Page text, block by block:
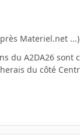
Materiel.net
du A2DA26 sont
du côté